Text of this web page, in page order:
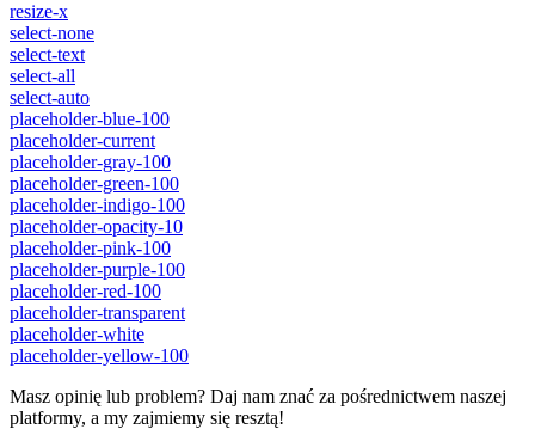
resize-x
select-none
select-text
select-all
select-auto
placeholder-blue-100
placeholder-current
placeholder-gray-100
placeholder-green-100
placeholder-indigo-100
placeholder-opacity-10
placeholder-pink-100
placeholder-purple-100
placeholder-red-100
placeholder-transparent
placeholder-white
placeholder-yellow-100
Masz opinię lub problem? Daj nam znać za pośrednictwem naszej
platformy, a my zajmiemy się resztą!